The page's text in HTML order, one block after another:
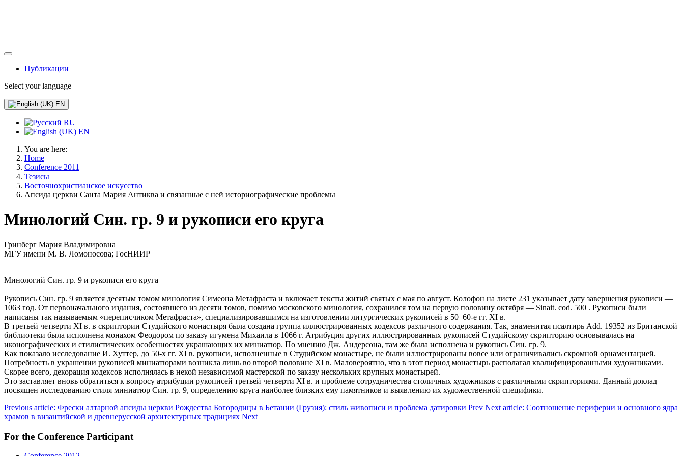
Публикации
Select your language
EN
RU
EN
You are here:
Home
Conference 2011
Тезисы
Восточнохристианское искусство
Апсида церкви Санта Мария Антиква и связанные с ней историографические проблемы
Минологий Син. гр. 9 и рукописи его круга
Гринберг Мария Владимировна
МГУ имени М. В. Ломоносова; ГосНИИР
Минологий Син. гр. 9 и рукописи его круга
Рукопись Син. гр. 9 является десятым томом минология Симеона Метафраста и включает тексты житий святых с мая по август. Колофон на листе 231 указывает дату завершения рукописи —
1063 год. От первоначального издания, состоявшего из десяти томов, помимо московского минология, сохранился том на первую половину октября — Sinait. cod. 500 . Рукописи были
написаны так называемым «переписчиком Метафраста», специализировавшимся на изготовлении литургических рукописей в 50–60-е гг. XI в.
В третьей четверти XI в. в скриптории Студийского монастыря была создана группа иллюстрированных кодексов различного содержания. Так, знаменитая псалтирь Add. 19352 из Британской
библиотеки была исполнена монахом Феодором по заказу игумена Михаила в 1066 г. Атрибуция других иллюстрированных рукописей Студийскому скрипторию основывалась на
иконографических и стилистических особенностях украшающих их миниатюр. По мнению Дж. Андерсона, там же была исполнена и рукопись Син. гр. 9.
Как показало исследование И. Хуттер, до 50-х гг. XI в. рукописи, исполненные в Студийском монастыре, не были иллюстрированы вовсе или ограничивались скромной орнаментацией.
Потребность в украшении рукописей миниатюрами возникла лишь во второй половине XI в. Маловероятно, что в этот период монастырь располагал квалифицированными художниками.
Скорее всего, декорация кодексов исполнялась в некой независимой мастерской по заказу нескольких крупных монастырей.
Это заставляет вновь обратиться к вопросу атрибуции рукописей третьей четверти XI в. и проблеме сотрудничества столичных художников с различными скрипториями. Данный доклад
посвящен исследованию стиля миниатюр Син. гр. 9, определению круга наиболее близких ему памятников и выявлению их художественной специфики.
Previous article: Фрески алтарной апсиды церкви Рождества Богородицы в Бетании (Грузия): стиль живописи и проблема датировки Prev Next article: Соотношение периферии и основного ядра
храмов в византийской и древнерусской архитектурных традициях Next
For the Conference Participant